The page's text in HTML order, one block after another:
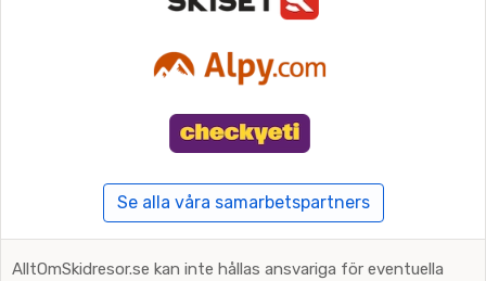
Se alla våra samarbetspartners
AlltOmSkidresor.se kan inte hållas ansvariga för eventuella